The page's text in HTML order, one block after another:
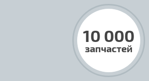
10 000
запчастей